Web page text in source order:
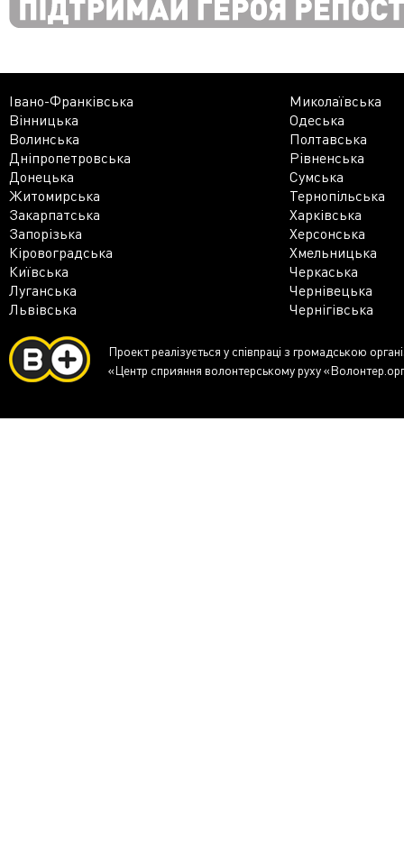
Івано-Франківська
Миколаївська
Вінницька
Одеська
Волинська
Полтавська
Дніпропетровська
Рівненська
Донецька
Сумська
Житомирська
Тернопільська
Закарпатська
Харківська
Запорізька
Херсонська
Кіровоградська
Хмельницька
Київська
Черкаська
Луганська
Чернівецька
Львівська
Чернігівська
Проект реалізується у співпраці з громадською
«Центр сприяння волонтерському руху